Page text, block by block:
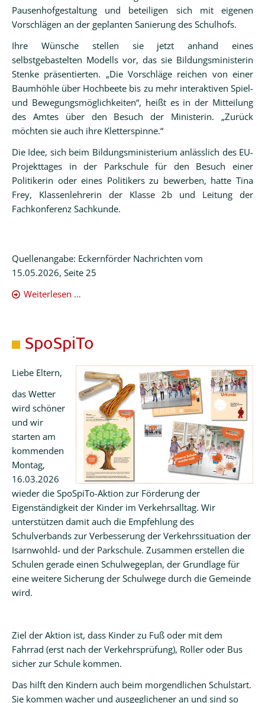
Pausenhofgestaltung und beteiligen sich mit eigenen
Vorschlägen an der geplanten Sanierung des Schulhofs.
Ihre Wünsche stellen sie jetzt anhand eines
selbstgebastelten Modells vor, das sie Bildungsministerin
Stenke präsentierten. „Die Vorschläge reichen von einer
Baumhöhle über Hochbeete bis zu mehr interaktiven Spiel-
und Bewegungsmöglichkeiten“, heißt es in der Mitteilung
des Amtes über den Besuch der Ministerin. „Zurück
möchten sie auch ihre Kletterspinne.“
Die Idee, sich beim Bildungsministerium anlässlich des EU-
Projekttages in der Parkschule für den Besuch einer
Politikerin oder eines Politikers zu bewerben, hatte Tina
Frey, Klassenlehrerin der Klasse 2b und Leitung der
Fachkonferenz Sachkunde.
Quellenangabe: Eckernförder Nachrichten vom
15.05.2026, Seite 25
Weiterlesen …
der
Parkschule
SpoSpiTo
Liebe Eltern,
das Wetter
wird schöner
und wir
starten am
kommenden
Montag,
16.03.2026
wieder die SpoSpiTo-Aktion zur Förderung der
Eigenständigkeit der Kinder im Verkehrsalltag. Wir
unterstützen damit auch die Empfehlung des
Schulverbands zur Verbesserung der Verkehrssituation der
Isarnwohld- und der Parkschule. Zusammen erstellen die
Schulen gerade einen Schulwegeplan, der Grundlage für
eine weitere Sicherung der Schulwege durch die Gemeinde
wird.
Ziel der Aktion ist, dass Kinder zu Fuß oder mit dem
Fahrrad (erst nach der Verkehrsprüfung), Roller oder Bus
sicher zur Schule kommen.
Das hilft den Kindern auch beim morgendlichen Schulstart.
Sie kommen wacher und ausgeglichener an und sind so